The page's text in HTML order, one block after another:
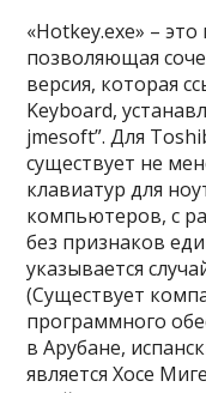
«Hotkey.exe» –
позволяющая
версия, которая
Keyboard,
jmesoft”. Для
существует не
клавиатур для
компьютеров, с
без признаков
указывается
(Существует
программного
в Арубане,
является Хосе